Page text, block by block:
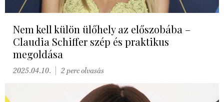
Nem kell külön ülőhely az előszobába –
Claudia Schiffer szép és praktikus
megoldása
2025.04.10. 2 perc olvasás